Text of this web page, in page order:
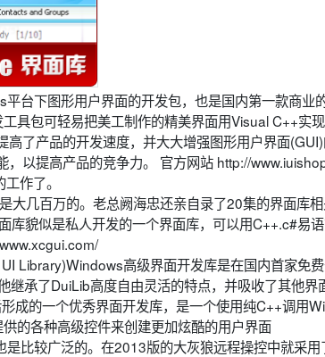
台下图形用户界面的开发包，也是国内第一款商业
具包可轻易把美工制作的精美界面用Visual C++实
了产品的开发速度，并大大增强图形用户界面
以提高产品的竞争力。 官方网站 http://
作了。
大几百万的。老总阙海忠还亲自录了20集的界面库
貌似是私人开发的一个界面库，可以用C++.c#易
Library)Windows高级界面开发库是在国内首家免
承了DuiLib高度自由灵活的特点，并吸收了其他界
成的一个优秀界面开发库，是一个使用纯C++调用
的各种高级控件来创建更加炫酷的用户界面
比较广泛的。在2013版的大灰狼远程操控中就采用